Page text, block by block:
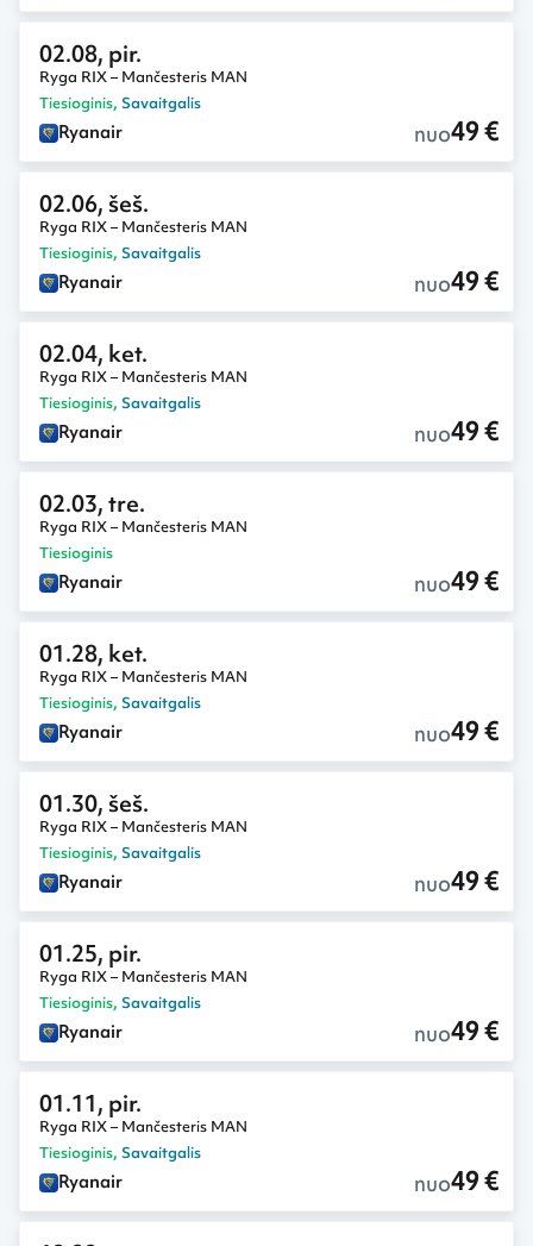
02.08, pir.
Ryga RIX – Mančesteris MAN
Tiesioginis, Savaitgalis
Ryanair nuo49 €
02.06, šeš.
Ryga RIX – Mančesteris MAN
Tiesioginis, Savaitgalis
Ryanair nuo49 €
02.04, ket.
Ryga RIX – Mančesteris MAN
Tiesioginis, Savaitgalis
Ryanair nuo49 €
02.03, tre.
Ryga RIX – Mančesteris MAN
Tiesioginis
Ryanair nuo49 €
01.28, ket.
Ryga RIX – Mančesteris MAN
Tiesioginis, Savaitgalis
Ryanair nuo49 €
01.30, šeš.
Ryga RIX – Mančesteris MAN
Tiesioginis, Savaitgalis
Ryanair nuo49 €
01.25, pir.
Ryga RIX – Mančesteris MAN
Tiesioginis, Savaitgalis
Ryanair nuo49 €
01.11, pir.
Ryga RIX – Mančesteris MAN
Tiesioginis, Savaitgalis
Ryanair nuo49 €